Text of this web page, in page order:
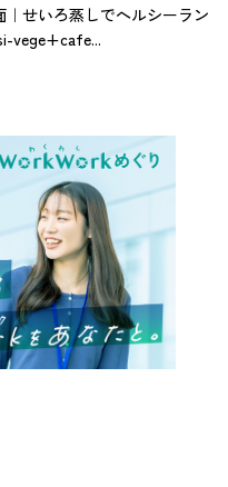
｜せいろ蒸しでヘルシーラン
vege+cafe...